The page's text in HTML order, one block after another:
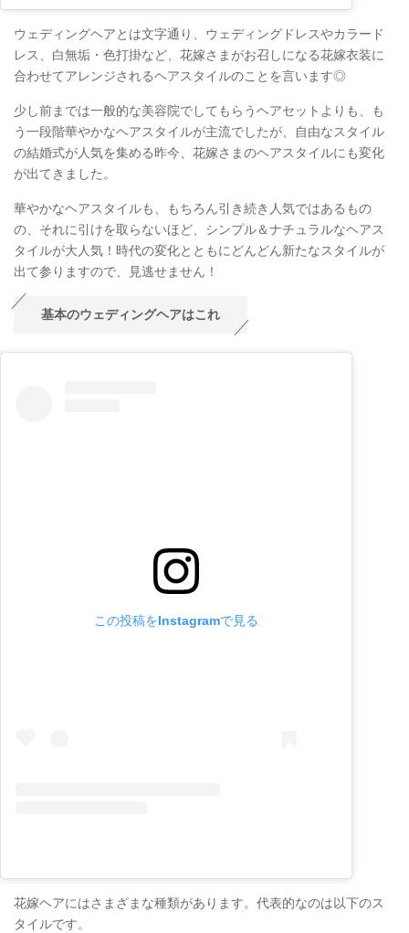
ウェディングヘアとは文字通り、ウェディングドレスやカラード
レス、白無垢・色打掛など、花嫁さまがお召しになる花嫁衣装に
合わせてアレンジされるヘアスタイルのことを言います◎
少し前までは一般的な美容院でしてもらうヘアセットよりも、も
う一段階華やかなヘアスタイルが主流でしたが、自由なスタイル
の結婚式が人気を集める昨今、花嫁さまのヘアスタイルにも変化
が出てきました。
華やかなヘアスタイルも、もちろん引き続き人気ではあるもの
の、それに引けを取らないほど、シンプル＆ナチュラルなヘアス
タイルが大人気！時代の変化とともにどんどん新たなスタイルが
出て参りますので、見逃せません！
基本のウェディングヘアはこれ
この投稿をInstagramで見る
花嫁ヘアにはさまざまな種類があります。代表的なのは以下のス
タイルです。